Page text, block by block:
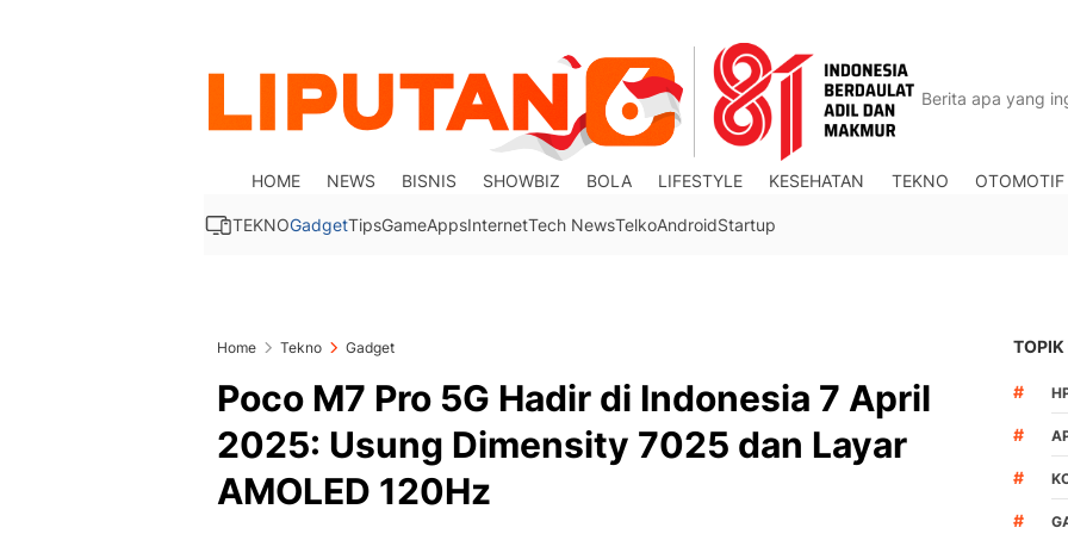
HOME NEWS BISNIS SHOWBIZ BOLA LIFESTYLE KESEHATAN TEKNO OTOMOTIF
TEKNOGadgetTipsGameAppsInternetTech NewsTelkoAndroidStartup
Home Tekno Gadget
Poco M7 Pro 5G Hadir di Indonesia 7 April
2025: Usung Dimensity 7025 dan Layar
AMOLED 120Hz
TOPIK
#
#
#
#